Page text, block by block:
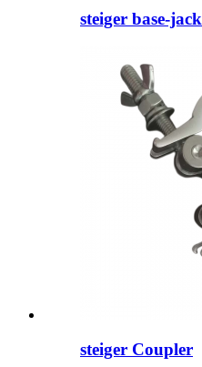
steiger base-jack
steiger Coupler